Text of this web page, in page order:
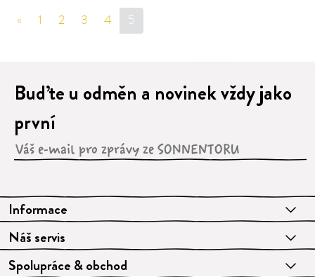
« sr.page.previous
1 2 3 4 5
Informace
Náš servis
Spolupráce & obchod
Buďte u odměn a novinek vždy jako
první